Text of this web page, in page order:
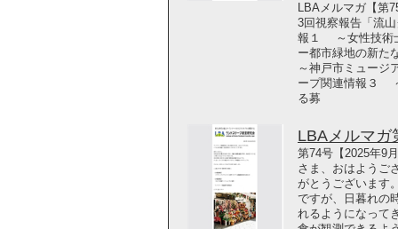
LBAメルマガ【
3回視察報告「流
報１ ～女性技術
ー都市緑地の新
～神戸市ミュージ
ープ関連情報３
る募
LBAメルマガ
第74号【2025年9
さま、おはようご
がとうございます
ですが、日暮れの
れるようになって